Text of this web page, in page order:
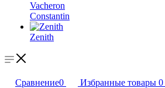
Vacheron
Constantin
Zenith
Сравнение0 Избранные товары 0